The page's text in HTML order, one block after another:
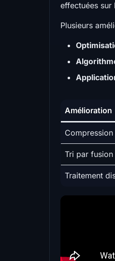
effectuées sur
Plusieurs
Amélioration
Tri par fusion
Traitement